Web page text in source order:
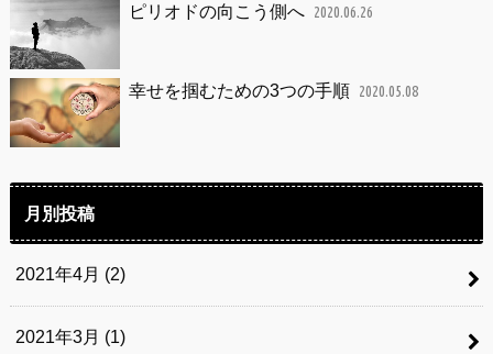
ピリオドの向こう側へ 2020.06.26
幸せを掴むための3つの手順 2020.05.08
月別投稿
2021年4月 (2)
2021年3月 (1)